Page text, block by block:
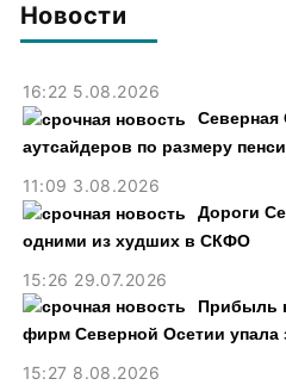
Новости
16:22 5.08.2026
Северная
аутсайдеров по размеру
11:09 3.08.2026
Дороги
одними из худших в СКФО
15:26 29.07.2026
Прибыль
фирм Северной Осетии упала
15:27 8.08.2026